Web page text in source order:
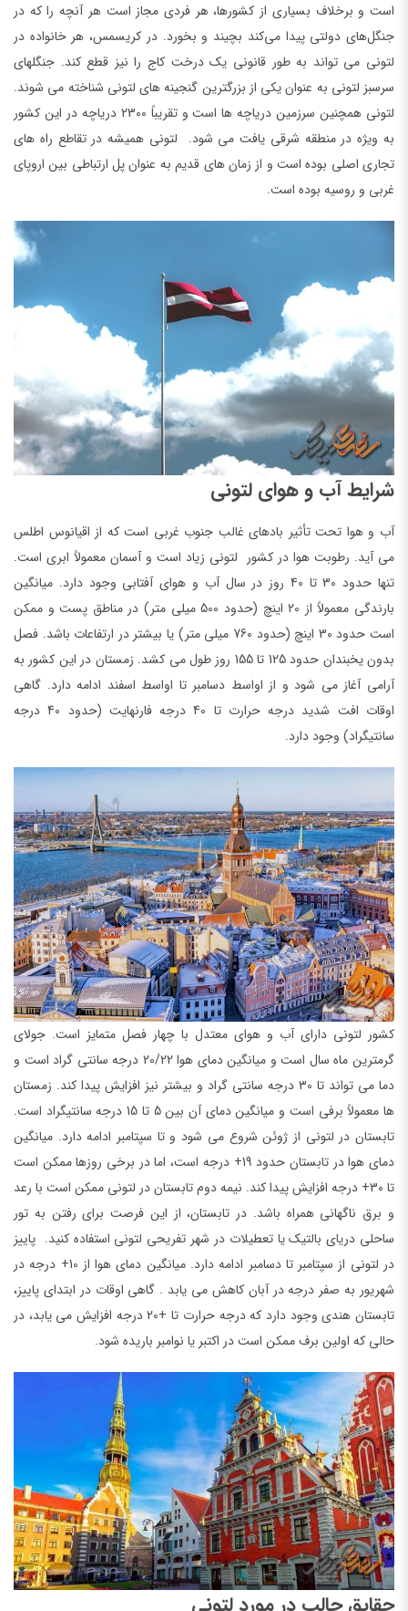
است و برخلاف بسیاری از کشورها، هر فردی مجاز است هر آنچه را که در
جنگل‌های دولتی پیدا می‌کند بچیند و بخورد. در کریسمس، هر خانواده در
لتونی می تواند به طور قانونی یک درخت کاج را نیز قطع کند. جنگلهای
سرسبز لتونی به عنوان یکی از بزرگترین گنجینه های لتونی شناخته می شوند.
لتونی همچنین سرزمین دریاچه ها است و تقریباً 2300 دریاچه در این کشور
به ویژه در منطقه شرقی یافت می شود. لتونی همیشه در تقاطع راه های
تجاری اصلی بوده است و از زمان های قدیم به عنوان پل ارتباطی بین اروپای
غربی و روسیه بوده است.
شرایط آب و هوای لتونی
آب و هوا تحت تأثیر بادهای غالب جنوب غربی است که از اقیانوس اطلس
می آید. رطوبت هوا در کشور لتونی زیاد است و آسمان معمولاً ابری است.
تنها حدود 30 تا 40 روز در سال آب و هوای آفتابی وجود دارد. میانگین
بارندگی معمولاً از 20 اینچ (حدود 500 میلی متر) در مناطق پست و ممکن
است حدود 30 اینچ (حدود 760 میلی متر) یا بیشتر در ارتفاعات باشد. فصل
بدون یخبندان حدود 125 تا 155 روز طول می کشد. زمستان در این کشور به
آرامی آغاز می شود و از اواسط دسامبر تا اواسط اسفند ادامه دارد. گاهی
اوقات افت شدید درجه حرارت تا 40 درجه فارنهایت (حدود 40 درجه
سانتیگراد) وجود دارد.
کشور لتونی دارای آب و هوای معتدل با چهار فصل متمایز است. جولای
گرمترین ماه سال است و میانگین دمای هوا 20/22 درجه سانتی گراد است و
دما می تواند تا 30 درجه سانتی گراد و بیشتر نیز افزایش پیدا کند. زمستان
ها معمولاً برفی است و میانگین دمای آن بین 5 تا 15 درجه سانتیگراد است.
تابستان در لتونی از ژوئن شروع می شود و تا سپتامبر ادامه دارد. میانگین
دمای هوا در تابستان حدود 19+ درجه است، اما در برخی روزها ممکن است
تا 30+ درجه افزایش پیدا کند. نیمه دوم تابستان در لتونی ممکن است با رعد
و برق ناگهانی همراه باشد. در تابستان، از این فرصت برای رفتن به تور
ساحلی دریای بالتیک یا تعطیلات در شهر تفریحی لتونی استفاده کنید. پاییز
در لتونی از سپتامبر تا دسامبر ادامه دارد. میانگین دمای هوا از 10+ درجه در
شهریور به صفر درجه در آبان کاهش می یابد . گاهی اوقات در ابتدای پاییز،
تابستان هندی وجود دارد که درجه حرارت تا +20 درجه افزایش می یابد، در
حالی که اولین برف ممکن است در اکتبر یا نوامبر باریده شود.